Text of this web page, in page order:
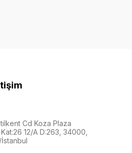
Cd Koza Plaza
12/A D:263, 34000,